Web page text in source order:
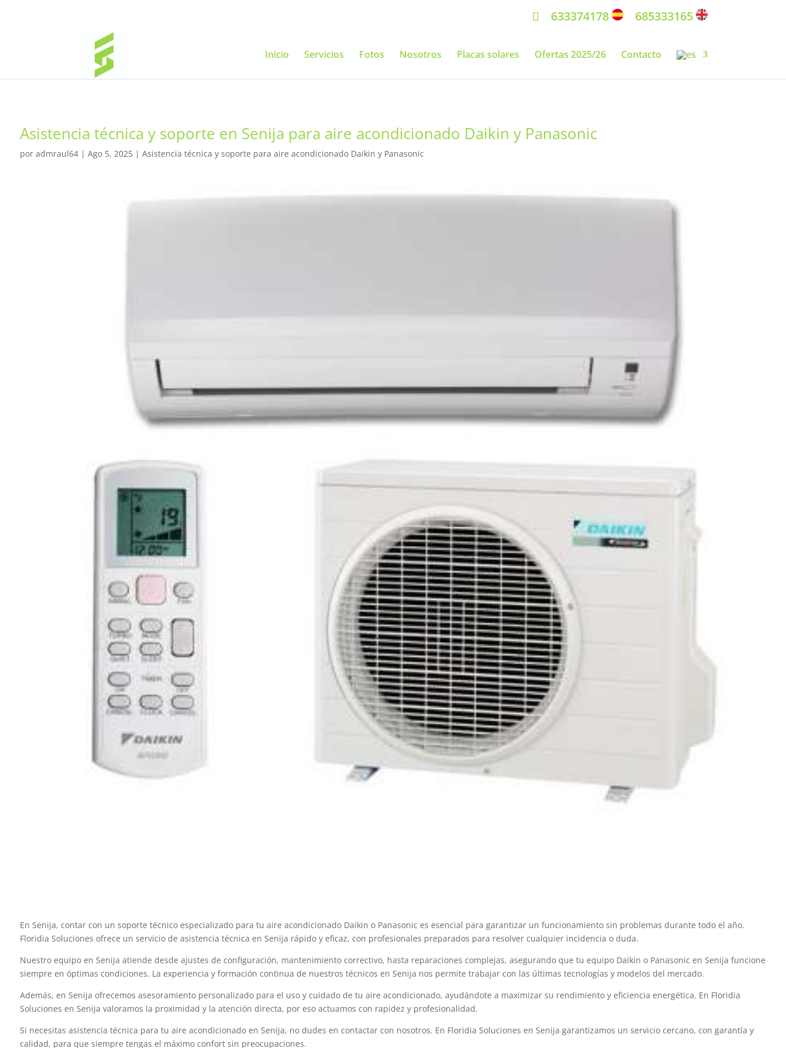
633374178 685333165
Inicio Servicios Fotos Nosotros Placas solares Ofertas 2025/26 Contacto
Asistencia técnica y soporte en Senija para aire acondicionado Daikin y Panasonic
por admraul64| Ago 5, 2025| Asistencia técnica y soporte para aire acondicionado Daikin y Panasonic
En Senija, contar con un soporte técnico especializado para tu aire acondicionado Daikin o Panasonic es esencial para garantizar un funcionamiento sin problemas durante todo el año.
Floridia Soluciones ofrece un servicio de asistencia técnica en Senija rápido y eficaz, con profesionales preparados para resolver cualquier incidencia o duda.
Nuestro equipo en Senija atiende desde ajustes de configuración, mantenimiento correctivo, hasta reparaciones complejas, asegurando que tu equipo Daikin o Panasonic en Senija funcione
siempre en óptimas condiciones. La experiencia y formación continua de nuestros técnicos en Senija nos permite trabajar con las últimas tecnologías y modelos del mercado.
Además, en Senija ofrecemos asesoramiento personalizado para el uso y cuidado de tu aire acondicionado, ayudándote a maximizar su rendimiento y eficiencia energética. En Floridia
Soluciones en Senija valoramos la proximidad y la atención directa, por eso actuamos con rapidez y profesionalidad.
Si necesitas asistencia técnica para tu aire acondicionado en Senija, no dudes en contactar con nosotros. En Floridia Soluciones en Senija garantizamos un servicio cercano, con garantía y
calidad, para que siempre tengas el máximo confort sin preocupaciones.